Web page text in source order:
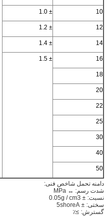
10
± 1.0
12
± 1.2
14
± 1.4
16
± 1.5
18
20
22
25
30
40
50
دامنه تحمل شاخص فنی:
شدت رسم: ↔ MPa
نسبت: ± 0.05g / cm3
سختی: ± 5shoreA
گسترش: ≥٪